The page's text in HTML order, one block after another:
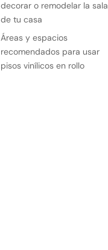
decorar o remodelar la sala
de tu casa
Áreas y espacios
recomendados para usar
pisos vinílicos en rollo